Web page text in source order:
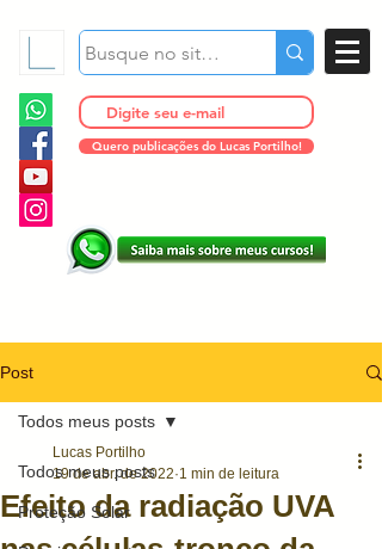
Quero publicações do Lucas Portilho!
Post
Todos meus posts
Proteção Solar
Todos meus posts
Efeito da radiação UVA
Lucas Portilho
19 de abr. de 2022 1 min de leitura